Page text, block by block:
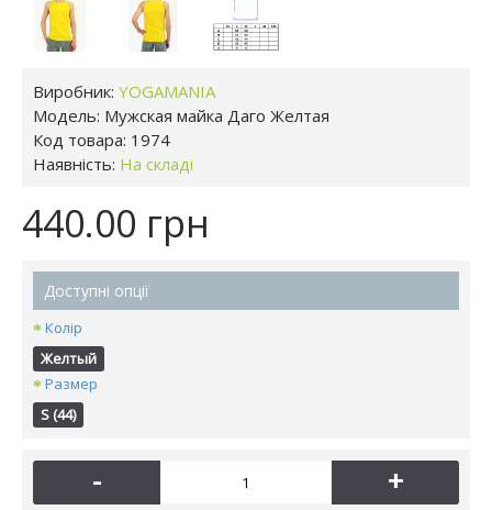
Виробник: YOGAMANIA
Модель: Мужская майка Даго Желтая
Код товара: 1974
Наявність: На складі
440.00 грн
Доступні опції
Колір
Желтый
Размер
S (44)
- +